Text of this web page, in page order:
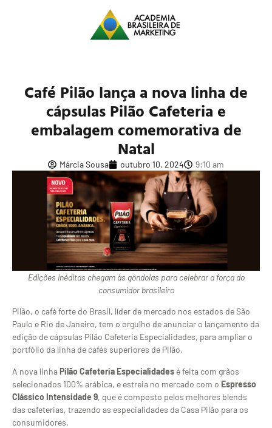
Café Pilão lança a nova linha de
cápsulas Pilão Cafeteria e
embalagem comemorativa de
Natal
Márcia Sousa outubro 10, 2024 9:10 am
Edições inéditas chegam às gôndolas para celebrar a força do
consumidor brasileiro
Pilão, o café forte do Brasil, líder de mercado nos estados de São
Paulo e Rio de Janeiro, tem o orgulho de anunciar o lançamento da
edição de cápsulas Pilão Cafeteria Especialidades, para ampliar o
portfólio da linha de cafés superiores de Pilão.
A nova linhaPilão Cafeteria Especialidades é feita com grãos
selecionados 100% arábica, e estreia no mercado com o Espresso
Clássico Intensidade 9, que é composto pelos melhores blends
das cafeterias, trazendo as especialidades da Casa Pilão para os
consumidores.